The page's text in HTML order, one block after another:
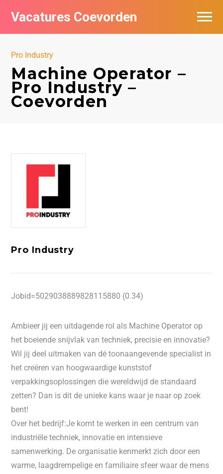
Vacatures Coevorden
Pro Industry
Machine Operator –
Pro Industry –
Coevorden
Pro Industry
Jobid=5029038889828115880 (0.34)
Ambieer jij een uitdagende rol als Machine Operator op
het boeiende snijvlak van techniek, precisie en innovatie?
Wil jij deel uitmaken van dé toonaangevende specialist in
het creëren van hoogwaardige kunststof
verpakkingsoplossingen die wereldwijd de standaard
zetten? Dan is dit de unieke kans waar je naar op zoek
bent!
Over het bedrijf:Je komt te werken in een centrum van
industriële techniek, innovatie en intensieve
samenwerking. De organisatie kenmerkt zich door een
warme, laagdrempelige en familiaire sfeer waar de mens
Vacatures per bedrijf
Nieuwsbrief feed